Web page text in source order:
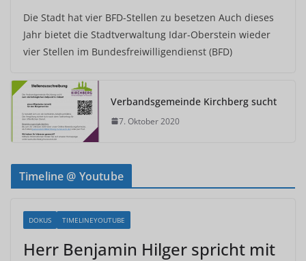
Die Stadt hat vier BFD-Stellen zu besetzen Auch dieses
Jahr bietet die Stadtverwaltung Idar-Oberstein wieder
vier Stellen im Bundesfreiwilligendienst (BFD)
Verbandsgemeinde Kirchberg sucht
7. Oktober 2020
Timeline @ Youtube
DOKUS TIMELINEYOUTUBE
Herr Benjamin Hilger spricht mit